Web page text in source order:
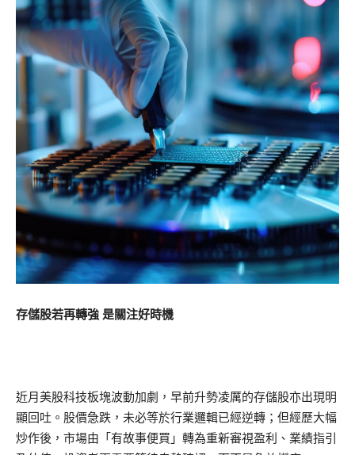
存儲股若再轉強 是關注好時機
近月美股科技板塊波動加劇，早前升勢凌厲的存儲股亦出現明
顯回吐。股價急跌，未必等於行業邏輯已經逆轉；但經歷大幅
炒作後，市場由「有故事便買」轉為重新審視盈利、業績指引